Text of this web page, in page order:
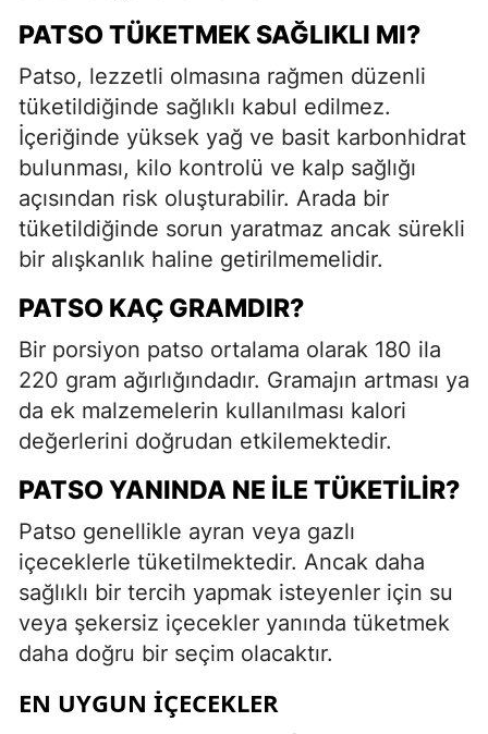
PATSO TÜKETMEK SAĞLIKLI MI?
Patso, lezzetli olmasına rağmen düzenli
tüketildiğinde sağlıklı kabul edilmez.
İçeriğinde yüksek yağ ve basit karbonhidrat
bulunması, kilo kontrolü ve kalp sağlığı
açısından risk oluşturabilir. Arada bir
tüketildiğinde sorun yaratmaz ancak sürekli
bir alışkanlık haline getirilmemelidir.
PATSO KAÇ GRAMDIR?
Bir porsiyon patso ortalama olarak 180 ila
220 gram ağırlığındadır. Gramajın artması ya
da ek malzemelerin kullanılması kalori
değerlerini doğrudan etkilemektedir.
PATSO YANINDA NE İLE TÜKETILIR?
Patso genellikle ayran veya gazlı
içeceklerle tüketilmektedir. Ancak daha
sağlıklı bir tercih yapmak isteyenler için su
veya şekersiz içecekler yanında tüketmek
daha doğru bir seçim olacaktır.
EN UYGUN İÇECEKLER